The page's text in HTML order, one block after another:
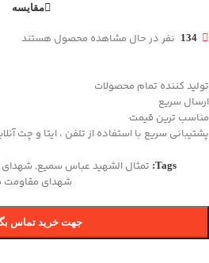
مقایسه
134 نفر در حال مشاهده محصول هستند
تولید کننده تمام محصولات
ارسال سریع
مناسب ترین قیمت
پشتیبانی سریع با استفاده از تلفن ، ایتا و چت
Tags: تمثال الشهيد عباس سميع, شهدای
شهدای مقاومت
جهت خرید تماس